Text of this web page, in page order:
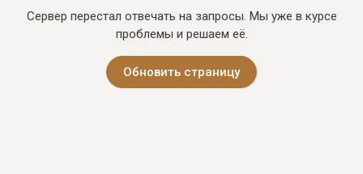
Сервер перестал отвечать на запросы. Мы уже в курсе
проблемы и решаем её.
Обновить страницу